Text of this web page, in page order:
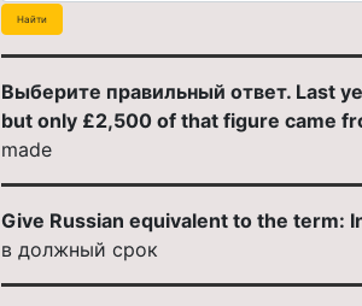
Выберите правильный ответ. Last
but only £2,500 of that figure came
made
Give Russian equivalent to the term:
в должный срок